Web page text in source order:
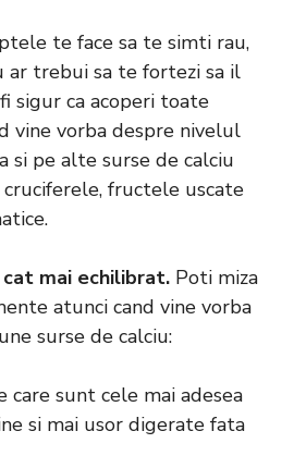
te face sa te simti rau,
ar trebui sa te fortezi sa il
sigur ca acoperi toate
vine vorba despre nivelul
si pe alte surse de calciu
fructele uscate
cat mai echilibrat. Poti miza
atunci cand vine vorba
surse de calciu:
care sunt cele mai adesea
si mai usor digerate fata